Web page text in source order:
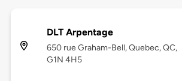
DLT Arpentage
650 rue Graham-Bell, Quebec, QC,
G1N 4H5